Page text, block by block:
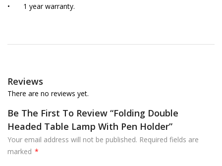
•
1 year warranty.
Reviews
There are no reviews yet.
Be The First To Review “Folding Double
Headed Table Lamp With Pen Holder”
Your email address will not be published. Required fields are
marked *